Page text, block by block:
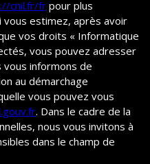
cnil.fr/frpour plus
vous estimez, après avoir
vos droits « Informatique
vous pouvez adresser
vous informons de
au démarchage
vous pouvez vous
. Dans le cadre de la
nous vous invitons à
dans le champ de